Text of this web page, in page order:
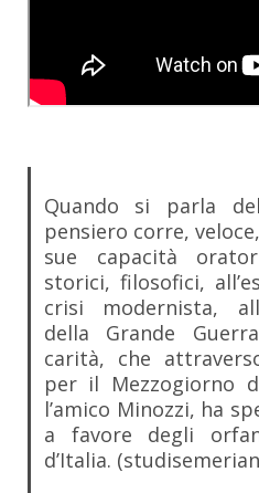
Quando si parla
pensiero corre,
sue capacità
storici, filosofici,
crisi modernista,
della Grande
carità, che
per il Mezzogiorno
l’amico Minozzi, ha
a favore degli
d’Italia.